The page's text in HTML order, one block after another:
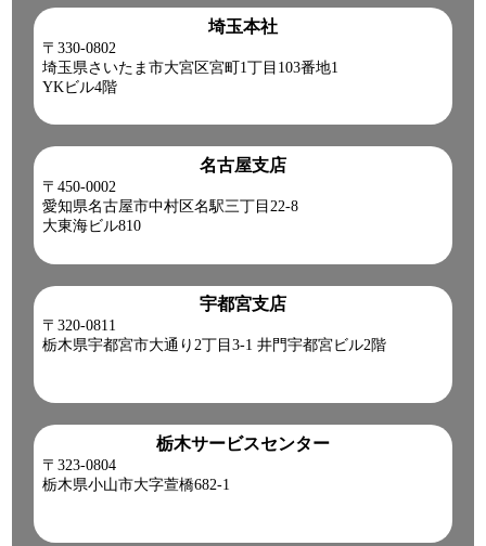
埼玉本社
〒330-0802
埼玉県さいたま市大宮区宮町1丁目103番地1
YKビル4階
名古屋支店
〒450-0002
愛知県名古屋市中村区名駅三丁目22-8
大東海ビル810
宇都宮支店
〒320-0811
栃木県宇都宮市大通り2丁目3-1 井門宇都宮ビル2階
栃木サービスセンター
〒323-0804
栃木県小山市大字萱橋682-1